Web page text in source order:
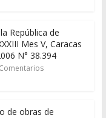
República de
Mes V, Caracas
N° 38.394
Comentarios
de obras de